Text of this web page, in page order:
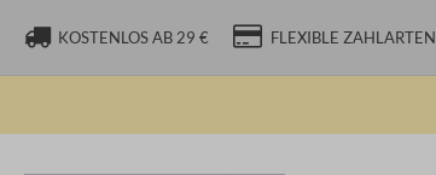
KOSTENLOS AB 29 € FLEXIBLE ZAHLARTEN